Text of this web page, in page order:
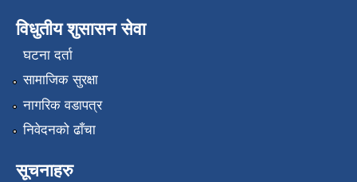
विधुतीय शुसासन सेवा
घटना दर्ता
सामाजिक सुरक्षा
नागरिक वडापत्र
निवेदनको ढाँचा
सूचनाहरु